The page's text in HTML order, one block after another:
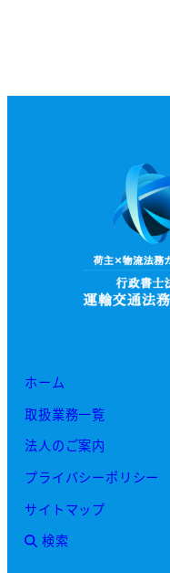
ホーム
取扱業務一覧
法人のご案内
プライバシーポリシー
サイトマップ
検索